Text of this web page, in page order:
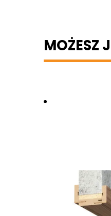
MOŻESZ